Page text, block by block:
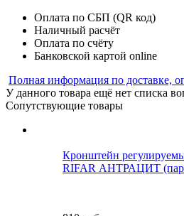
Оплата по СБП (QR код)
Наличный расчёт
Оплата по счёту
Банковской картой online
Полная информация по доставке,
У данного товара ещё нет списка
Сопутствующие товары
Кронштейн
RIFAR АНТРАЦИТ